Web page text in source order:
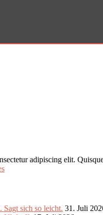
adipiscing elit.
sich so leicht. 31. Juli